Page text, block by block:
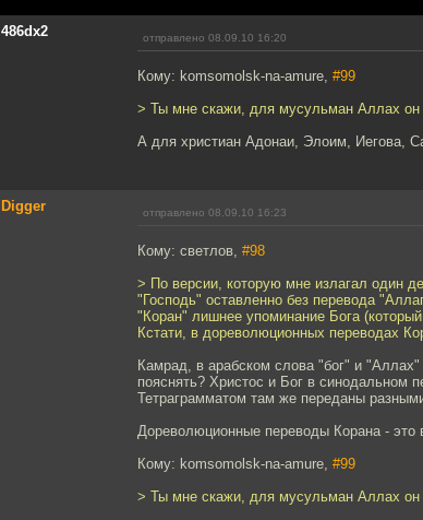
486dx2 отправлено 08.09.10 16:20
Кому: komsomolsk-na-amure, #99
> Ты мне скажи, для мусульман Аллах он
А для христиан Адонаи, Элоим, Иегова,
Digger отправлено 08.09.10 16:23
Кому: светлов, #98
> По версии, которую мне излагал один
"Господь" оставленно без перевода
"Коран" лишнее упоминание Бога
Кстати, в дореволюционных переводах
Камрад, в арабском слова "бог" и
пояснять? Христос и Бог в синодальном
Тетраграмматом там же переданы
Дореволюционные переводы Корана - это
Кому: komsomolsk-na-amure, #99
> Ты мне скажи, для мусульман Аллах он